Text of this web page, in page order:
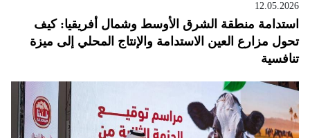
12.05.2026
استدامة منطقة الشرق الأوسط وشمال أفريقيا: كيف
تحول مزارع العين الاستدامة والإنتاج المحلي إلى ميزة
تنافسية